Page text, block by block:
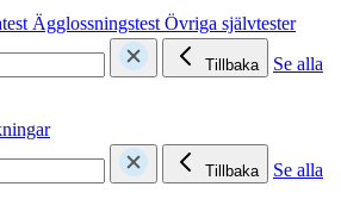
ÄgglossningstestÖvriga självtester
Tillbaka
Se alla
Tillbaka
Se alla